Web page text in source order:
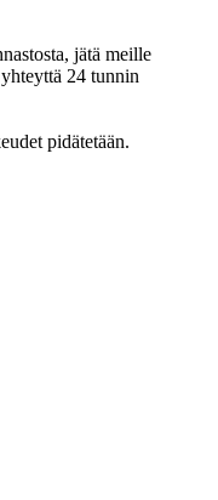
jätä meille
24 tunnin
pidätetään.